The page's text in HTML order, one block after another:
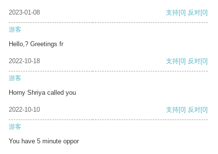
2023-01-08 支持[0] 反对[0]
游客
Hello,? Greetings fr
2022-10-18 支持[0] 反对[0]
游客
Horny Shriya called you
2022-10-10 支持[0] 反对[0]
游客
You have 5 minute oppor